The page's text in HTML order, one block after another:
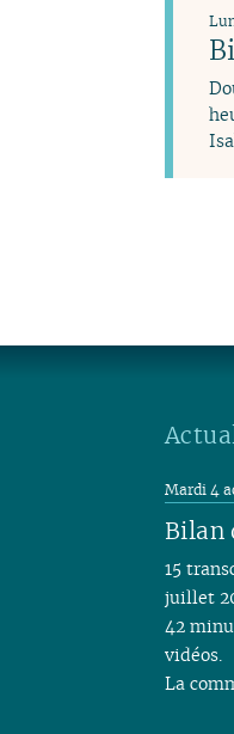
Bilan
Mardi 4
15
juillet
42
vidéos.
La